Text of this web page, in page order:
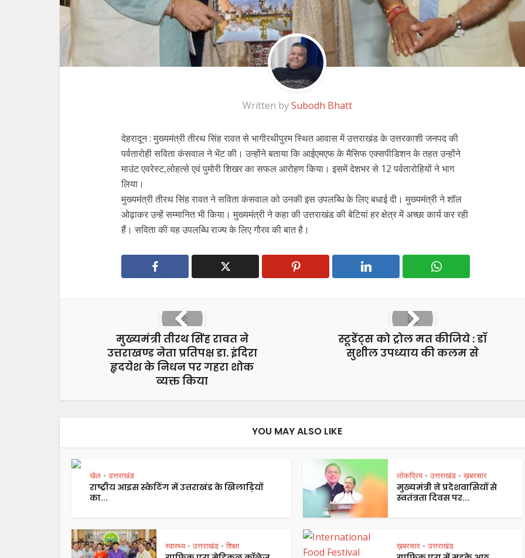
Written bySubodh Bhatt
देहरादून : मुख्यमंत्री तीरथ सिंह रावत से भागीरथीपुरम स्थित आवास में उत्तराखंड के उत्तरकाशी जनपद की
पर्वतारोही सविता कंसवाल ने भेंट की। उन्होंने बताया कि आईएमएफ के मैसिफ एक्सपीडिशन के तहत उन्होंने
माउंट एवरेस्ट,लोहत्से एवं पुमोरी शिखर का सफल आरोहण किया। इसमें देशभर से 12 पर्वतारोहियों ने भाग
लिया।
मुख्यमंत्री तीरथ सिंह रावत ने सविता कंसवाल को उनकी इस उपलब्धि के लिए बधाई दी। मुख्यमंत्री ने शॉल
ओढ़ाकर उन्हें सम्मानित भी किया। मुख्यमंत्री ने कहा की उत्तराखंड की बेटियां हर क्षेत्र में अच्छा कार्य कर रही
हैं। सविता की यह उपलब्धि राज्य के लिए गौरव की बात है।
मुख्यमंत्री तीरथ सिंह रावत ने
उत्तराखण्ड नेता प्रतिपक्ष डा. इंदिरा
हृदयेश के निधन पर गहरा शोक
व्यक्त किया
स्टूडेंट्स को ट्रोल मत कीजिये : डॉ
सुशील उपध्याय की कलम से
YOU MAY ALSO LIKE
खेल • उत्तराखंड
राष्ट्रीय आइस स्केटिंग में उत्तराखंड के खिलाड़ियों
का...
लोकप्रिय • उत्तराखंड • ख़बरसार
मुख्यमंत्री ने प्रदेशवासियों से
स्वतंत्रता दिवस पर...
स्वास्थ्य • उत्तराखंड • शिक्षा ख़बरसार • उत्तराखंड